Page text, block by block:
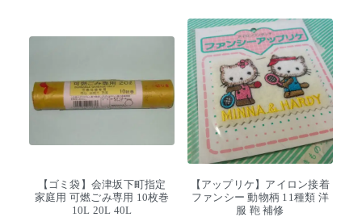
【ゴミ袋】会津坂下町指定
家庭用 可燃ごみ専用 10枚巻
10L 20L 40L
【アップリケ】アイロン接着
ファンシー 動物柄 11種類 洋
服 鞄 補修